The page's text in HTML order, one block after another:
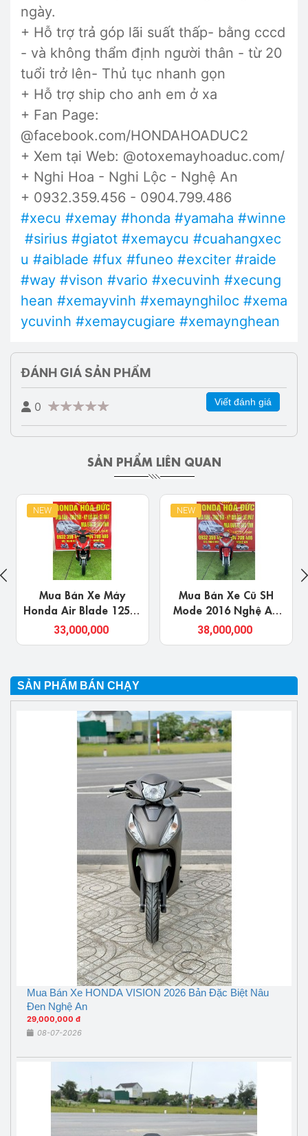
ngày.
+ Hỗ trợ trả góp lãi suất thấp- bằng cccd
- và không thẩm định người thân - từ 20
tuổi trở lên- Thủ tục nhanh gọn
+ Hỗ trợ ship cho anh em ở xa
+ Fan Page:
@facebook.com/HONDAHOADUC2
+ Xem tại Web: @otoxemayhoaduc.com/
+ Nghi Hoa - Nghi Lộc - Nghệ An
+ 0932.359.456 - 0904.799.486
#xecu #xemay #honda #yamaha #winne
#sirius #giatot #xemaycu #cuahangxec
u #aiblade #fux #funeo #exciter #raide
#way #vison #vario #xecuvinh #xecung
hean #xemayvinh #xemaynghiloc #xema
ycuvinh #xemaycugiare #xemaynghean
ĐÁNH GIÁ SẢN PHẨM
0 Viết đánh giá
SẢN PHẨM LIÊN QUAN
NEW
Mua Bán Xe Cũ SH
Mode 2016 Nghệ An
Giá Rẻ, Chính Chủ
38,000,000
NEW
Mua Bán Xe Cũ
YAMAHA EXCITER Ở
Nghệ An, Chính Chủ
22,000,000
SẢN PHẨM BÁN CHẠY
Mua Bán Xe HONDA VISION 2026 Bản Đặc Biệt Nâu
Đen Nghệ An
29,000,000 đ
08-07-2026